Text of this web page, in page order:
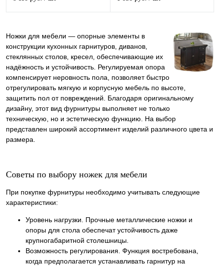
Ножки для мебели — опорные элементы в
конструкции кухонных гарнитуров, диванов,
стеклянных столов, кресел, обеспечивающие их
надёжность и устойчивость. Регулируемая опора
компенсирует неровность пола, позволяет быстро
отрегулировать мягкую и корпусную мебель по высоте,
защитить пол от повреждений. Благодаря оригинальному
дизайну, этот вид фурнитуры выполняет не только
техническую, но и эстетическую функцию. На выбор
представлен широкий ассортимент изделий различного цвета и
размера.
Советы по выбору ножек для мебели
При покупке фурнитуры необходимо учитывать следующие
характеристики:
Уровень нагрузки. Прочные металлические ножки и
опоры для стола обеспечат устойчивость даже
крупногабаритной столешницы.
Возможность регулирования. Функция востребована,
когда предполагается устанавливать гарнитур на